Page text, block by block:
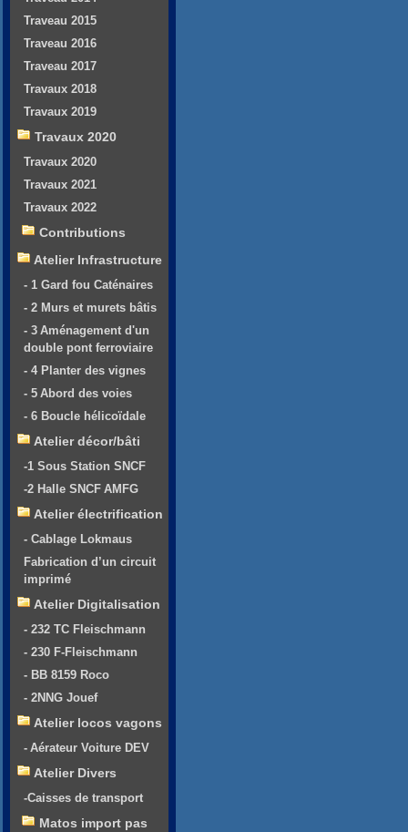
Traveau 2015
Traveau 2016
Traveau 2017
Travaux 2018
Travaux 2019
Travaux 2020
Travaux 2020
Travaux 2021
Travaux 2022
Contributions
Atelier Infrastructure
- 1 Gard fou Caténaires
- 2 Murs et murets bâtis
- 3 Aménagement d'un
double pont ferroviaire
- 4 Planter des vignes
- 5 Abord des voies
- 6 Boucle hélicoïdale
Atelier décor/bâti
-1 Sous Station SNCF
-2 Halle SNCF AMFG
Atelier électrification
- Cablage Lokmaus
Fabrication d’un circuit
imprimé
Atelier Digitalisation
- 232 TC Fleischmann
- 230 F-Fleischmann
- BB 8159 Roco
- 2NNG Jouef
Atelier locos vagons
- Aérateur Voiture DEV
Atelier Divers
-Caisses de transport
Matos import pas